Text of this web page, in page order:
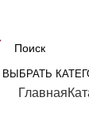
ВЫБРАТЬ
Главная